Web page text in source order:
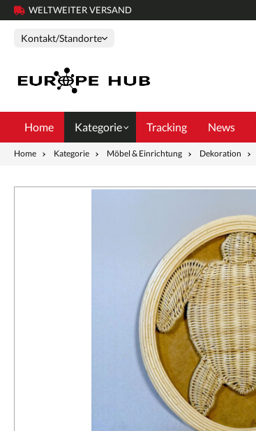
WELTWEITER VERSAND
Kontakt/Standorte
Home Kategorie Tracking News
Home Kategorie Möbel & Einrichtung Dekoration